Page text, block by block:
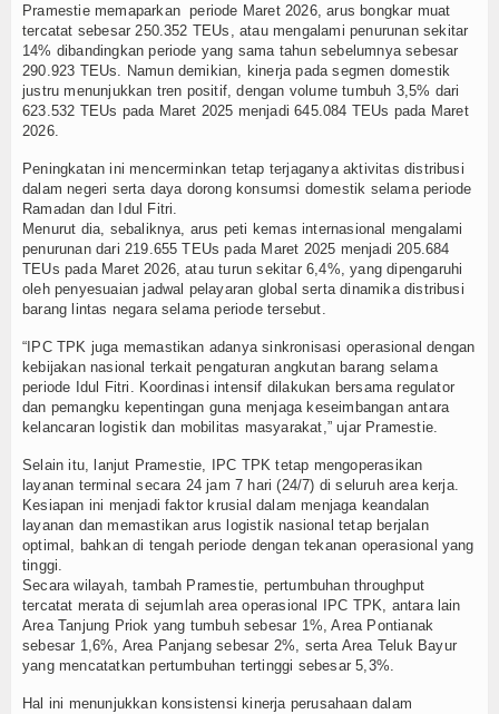
TV
Channel
Pramestie memaparkan periode Maret 2026, arus bongkar muat
tercatat sebesar 250.352 TEUs, atau mengalami penurunan sekitar
14% dibandingkan periode yang sama tahun sebelumnya sebesar
290.923 TEUs. Namun demikian, kinerja pada segmen domestik
justru menunjukkan tren positif, dengan volume tumbuh 3,5% dari
623.532 TEUs pada Maret 2025 menjadi 645.084 TEUs pada Maret
2026.
Peningkatan ini mencerminkan tetap terjaganya aktivitas distribusi
dalam negeri serta daya dorong konsumsi domestik selama periode
Ramadan dan Idul Fitri.
Menurut dia, sebaliknya, arus peti kemas internasional mengalami
penurunan dari 219.655 TEUs pada Maret 2025 menjadi 205.684
TEUs pada Maret 2026, atau turun sekitar 6,4%, yang dipengaruhi
oleh penyesuaian jadwal pelayaran global serta dinamika distribusi
barang lintas negara selama periode tersebut.
“IPC TPK juga memastikan adanya sinkronisasi operasional dengan
kebijakan nasional terkait pengaturan angkutan barang selama
periode Idul Fitri. Koordinasi intensif dilakukan bersama regulator
dan pemangku kepentingan guna menjaga keseimbangan antara
kelancaran logistik dan mobilitas masyarakat,” ujar Pramestie.
Selain itu, lanjut Pramestie, IPC TPK tetap mengoperasikan
layanan terminal secara 24 jam 7 hari (24/7) di seluruh area kerja.
Kesiapan ini menjadi faktor krusial dalam menjaga keandalan
layanan dan memastikan arus logistik nasional tetap berjalan
optimal, bahkan di tengah periode dengan tekanan operasional yang
tinggi.
Secara wilayah, tambah Pramestie, pertumbuhan throughput
tercatat merata di sejumlah area operasional IPC TPK, antara lain
Area Tanjung Priok yang tumbuh sebesar 1%, Area Pontianak
sebesar 1,6%, Area Panjang sebesar 2%, serta Area Teluk Bayur
yang mencatatkan pertumbuhan tertinggi sebesar 5,3%.
Hal ini menunjukkan konsistensi kinerja perusahaan dalam